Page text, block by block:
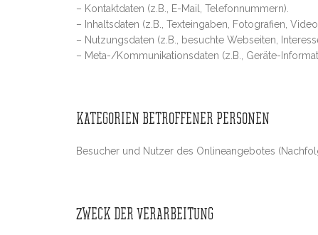
– Kontaktdaten (z.B., E-Mail, Telefonnummern).
– Inhaltsdaten (z.B., Texteingaben, Fotografien,
– Nutzungsdaten (z.B., besuchte Webseiten,
– Meta-/Kommunikationsdaten (z.B., Geräte-
KATEGORIEN BETROFFENER PERSONEN
Besucher und Nutzer des Onlineangebotes
ZWECK DER VERARBEITUNG